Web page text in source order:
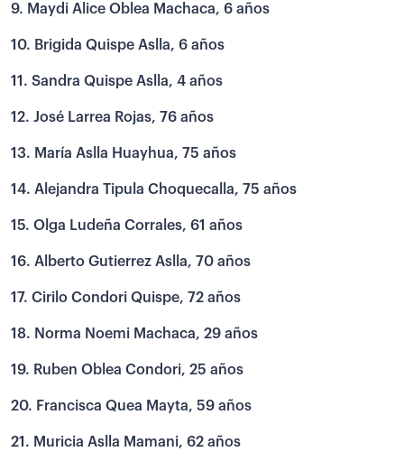
9. Maydi Alice Oblea Machaca, 6 años
10. Brigida Quispe Aslla, 6 años
11. Sandra Quispe Aslla, 4 años
12. José Larrea Rojas, 76 años
13. María Aslla Huayhua, 75 años
14. Alejandra Tipula Choquecalla, 75 años
15. Olga Ludeña Corrales, 61 años
16. Alberto Gutierrez Aslla, 70 años
17. Cirilo Condori Quispe, 72 años
18. Norma Noemi Machaca, 29 años
19. Ruben Oblea Condori, 25 años
20. Francisca Quea Mayta, 59 años
21. Muricia Aslla Mamani, 62 años